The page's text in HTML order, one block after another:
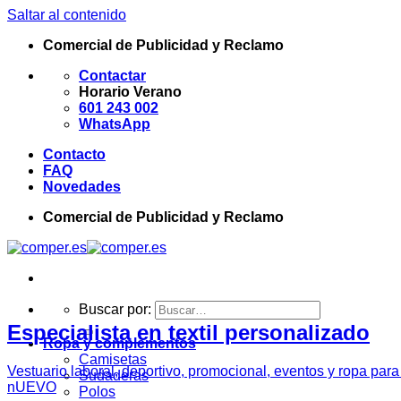
Saltar al contenido
Comercial de Publicidad y Reclamo
Contactar
Horario Verano
601 243 002
WhatsApp
Contacto
FAQ
Novedades
Comercial de Publicidad y Reclamo
Buscar por:
Ropa y complementos
Camisetas
Sudaderas
Polos
Especialista en textil personalizado
Vestuario laboral, deportivo, promocional, eventos y ropa
nUEVO